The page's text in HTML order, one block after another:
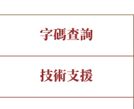
全字庫現況
字碼查詢
部件查詢
技術支援